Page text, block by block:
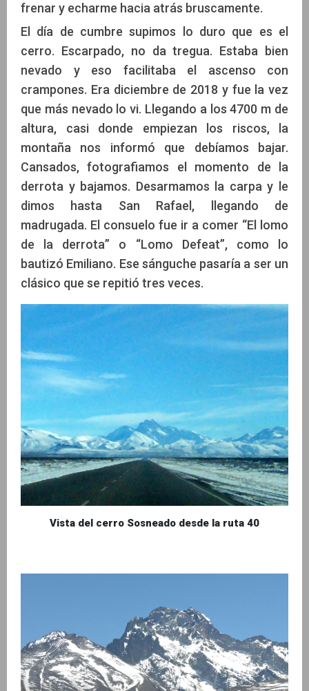
frenar y echarme hacia atrás bruscamente.
El día de cumbre supimos lo duro que es el
cerro. Escarpado, no da tregua. Estaba bien
nevado y eso facilitaba el ascenso con
crampones. Era diciembre de 2018 y fue la vez
que más nevado lo vi. Llegando a los 4700 m de
altura, casi donde empiezan los riscos, la
montaña nos informó que debíamos bajar.
Cansados, fotografiamos el momento de la
derrota y bajamos. Desarmamos la carpa y le
dimos hasta San Rafael, llegando de
madrugada. El consuelo fue ir a comer “El lomo
de la derrota” o “Lomo Defeat”, como lo
bautizó Emiliano. Ese sánguche pasaría a ser un
clásico que se repitió tres veces.
Vista del cerro Sosneado desde la ruta 40